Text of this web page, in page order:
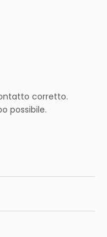
corretto.
possibile.